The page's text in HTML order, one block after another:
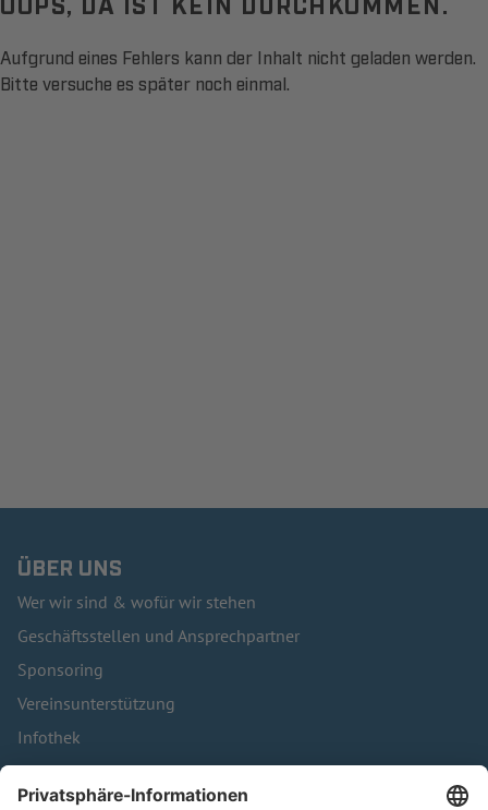
Aufgrund eines Fehlers kann der Inhalt nicht geladen werden.
Bitte versuche es später noch einmal.
ÜBER UNS
Wer wir sind & wofür wir stehen
Geschäftsstellen und Ansprechpartner
Sponsoring
Vereinsunterstützung
Infothek
Kontakt